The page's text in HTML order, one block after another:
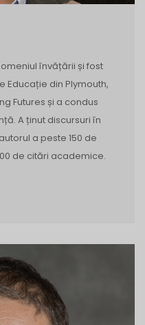
învățării și fost
Educație din Plymouth,
Futures și a condus
A ținut discursuri în
a peste 150 de
de citări academice.